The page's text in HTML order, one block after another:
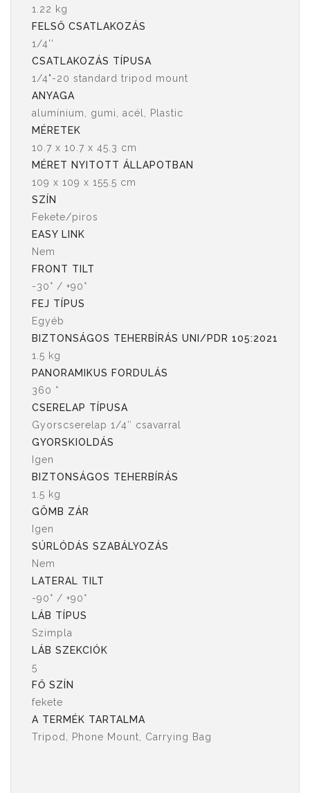
1.22 kg
FELSŐ CSATLAKOZÁS
1/4''
CSATLAKOZÁS TÍPUSA
1/4"-20 standard tripod mount
ANYAGA
alumínium, gumi, acél, Plastic
MÉRETEK
10.7 x 10.7 x 45.3 cm
MÉRET NYITOTT ÁLLAPOTBAN
109 x 109 x 155.5 cm
SZÍN
Fekete/piros
EASY LINK
Nem
FRONT TILT
-30° / +90°
FEJ TÍPUS
Egyéb
BIZTONSÁGOS TEHERBÍRÁS UNI/PDR 105:2021
1.5 kg
PANORAMIKUS FORDULÁS
360 °
CSERELAP TÍPUSA
Gyorscserelap 1/4″ csavarral
GYORSKIOLDÁS
Igen
BIZTONSÁGOS TEHERBÍRÁS
1.5 kg
GÖMB ZÁR
Igen
SÚRLÓDÁS SZABÁLYOZÁS
Nem
LATERAL TILT
-90° / +90°
LÁB TÍPUS
Szimpla
LÁB SZEKCIÓK
5
FŐ SZÍN
fekete
A TERMÉK TARTALMA
Tripod, Phone Mount, Carrying Bag